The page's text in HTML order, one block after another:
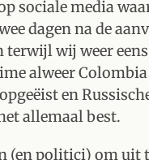
sociale media
dagen na de
terwijl wij weer eens
alweer Colombia
en
allemaal best.
(en politici) om uit